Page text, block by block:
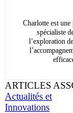
Charlotte est
spécialiste
l’exploration
ARTICLES
Actualités et
Innovations